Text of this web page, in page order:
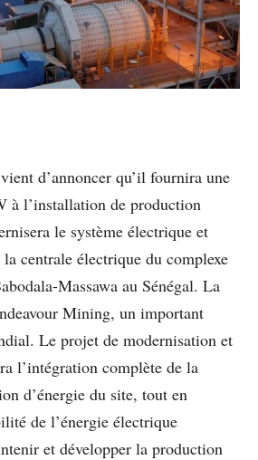
d’annoncer qu’il fournira une
à l’installation de production
le système électrique et
centrale électrique du complexe
Massawa au Sénégal. La
Mining, un important
Le projet de modernisation et
l’intégration complète de la
d’énergie du site, tout en
de l’énergie électrique
et développer la production